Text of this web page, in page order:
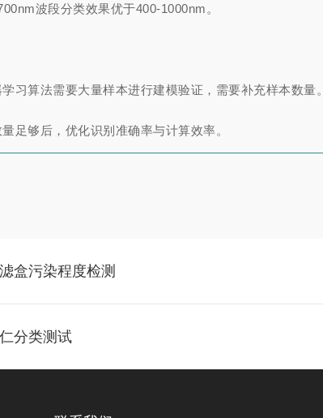
波段分类效果优于400-1000nm。
习算法需要大量样本进行建模验证，需要补充样本数量。
足够后，优化识别准确率与计算效率。
盒污染程度检测
分类测试